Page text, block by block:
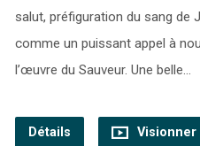
salut, préfiguration du sang de
comme un puissant appel à
l’œuvre du Sauveur. Une belle…
Détails Visionner